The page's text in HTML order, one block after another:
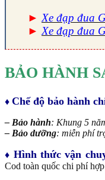
► Xe đạp đua
► Xe đạp đua
BẢO HÀNH
♦ Chế độ bảo hành
– Bảo hành: Khung 5
– Bảo dưỡng: miễn phí
♦ Hình thức vận
Cod toàn quốc chi phí